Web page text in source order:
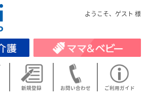
ようこそ、ゲスト 様
新規登録 お問い合わせ ご利用ガイド